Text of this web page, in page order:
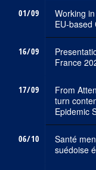
01/09
Working
EU-based
16/09
France
17/09
From
turn
Epidemic
06/10
Santé
suédoise